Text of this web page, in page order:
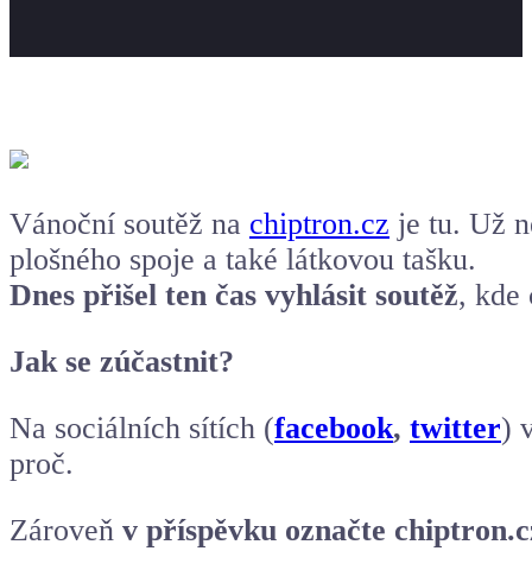
Vánoční soutěž na chiptron.cz je tu. Už
plošného spoje a také látkovou tašku.
Dnes přišel ten čas vyhlásit soutěž, kde
Jak se zúčastnit?
Na sociálních sítích (facebook, twitter)
proč.
Zároveň v příspěvku označte